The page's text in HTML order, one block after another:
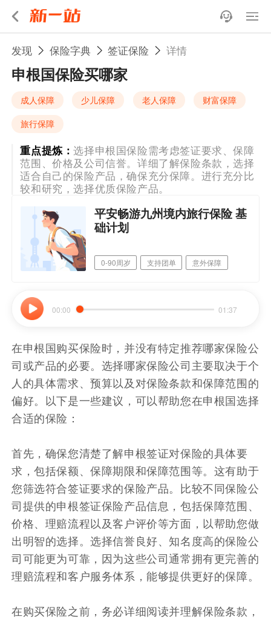
发现 保险字典 签证保险 详情
申根国保险买哪家
成人保障 少儿保障 老人保障
财富保障
旅行保障
重点提炼：选择申根国保险需考虑签证要求、保障
范围、价格及公司信誉。详细了解保险条款，选择
适合自己的保险产品，确保充分保障。进行充分比
较和研究，选择优质保险产品。
平安畅游九州境内旅行保险 基
础计划
0-90周岁 支持团单 意外保障
00:00 01:37
在申根国购买保险时，并没有特定推荐哪家保险公
司或产品的必要。选择哪家保险公司主要取决于个
人的具体需求、预算以及对保险条款和保障范围的
偏好。以下是一些建议，可以帮助您在申根国选择
合适的保险：
首先，确保您清楚了解申根签证对保险的具体要
求，包括保额、保障期限和保障范围等。这有助于
您筛选符合签证要求的保险产品。比较不同保险公
司提供的申根签证保险产品信息，包括保障范围、
价格、理赔流程以及客户评价等方面，以帮助您做
出明智的选择。选择信誉良好、知名度高的保险公
司可能更为可靠，因为这些公司通常拥有更完善的
理赔流程和客户服务体系，能够提供更好的保障。
在购买保险之前，务必详细阅读并理解保险条款，